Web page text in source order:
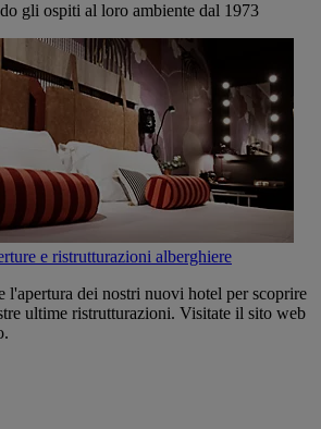
gli ospiti al loro ambiente dal 1973
e ristrutturazioni alberghiere
l'apertura dei nostri nuovi hotel per scoprire
ultime ristrutturazioni. Visitate il sito web